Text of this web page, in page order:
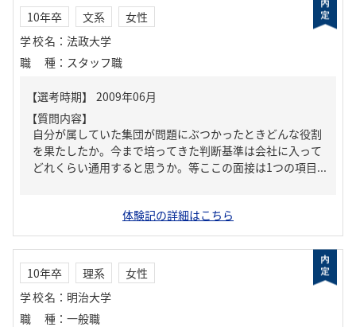
10年卒 文系
女性
学校名 ： 法政大学
職種 ： スタッフ職
【質問内容】
自分が属していた集団が問題にぶつかったときどんな役割
を果たしたか。今まで培ってきた判断基準は会社に入って
どれくらい通用すると思うか。等ここの面接は1つの項目...
体験記の詳細はこちら
10年卒 理系
女性
学校名 ： 明治大学
職種 ： 一般職